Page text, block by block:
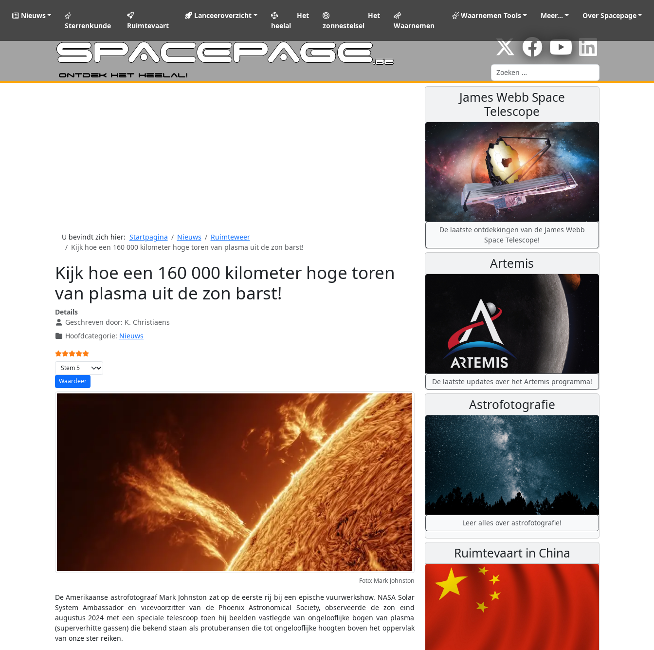
Nieuws
Sterrenkunde
Ruimtevaart
Lanceeroverzicht
Het
heelal
Het
zonnestelsel
Waarnemen
Waarnemen Tools Meer... Over Spacepage
SPACEPAGE.be
Ontdek het heelal!
Zoeken
U bevindt zich hier: Startpagina Nieuws
Ruimteweer
Kijk hoe een 160 000 kilometer hoge toren van plasma uit de zon barst!
Kijk hoe een 160 000 kilometer hoge toren
van plasma uit de zon barst!
Details
Geschreven door: K. Christiaens
Hoofdcategorie: Nieuws
Gebruikerswaardering:
Voeg waardering toe
Foto: Mark Johnston
De Amerikaanse astrofotograaf Mark Johnston zat op de eerste rij bij een epische vuurwerkshow. NASA Solar
System Ambassador en vicevoorzitter van de Phoenix Astronomical Society, observeerde de zon eind
augustus 2024 met een speciale telescoop toen hij beelden vastlegde van ongelooflijke bogen van plasma
(superverhitte gassen) die bekend staan als protuberansen die tot ongelooflijke hoogten boven het oppervlak
van onze ster reiken.
James Webb Space
Telescope
De laatste ontdekkingen van de James Webb
Space Telescope!
Artemis
De laatste updates over het Artemis programma!
Astrofotografie
Leer alles over astrofotografie!
Ruimtevaart in China